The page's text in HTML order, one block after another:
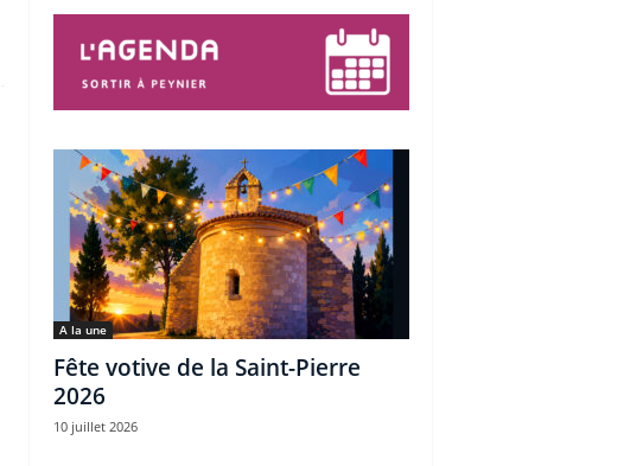
A la une
Fête votive de la Saint-Pierre
2026
10 juillet 2026